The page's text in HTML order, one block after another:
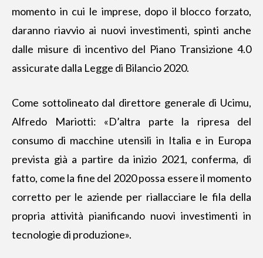
momento in cui le imprese, dopo il blocco forzato,
daranno riavvio ai nuovi investimenti, spinti anche
dalle misure di incentivo del Piano Transizione 4.0
assicurate dalla Legge di Bilancio 2020.
Come sottolineato dal direttore generale di Ucimu,
Alfredo Mariotti: «D’altra parte la ripresa del
consumo di macchine utensili in Italia e in Europa
prevista già a partire da inizio 2021, conferma, di
fatto, come la fine del 2020 possa essere il momento
corretto per le aziende per riallacciare le fila della
propria attività pianificando nuovi investimenti in
tecnologie di produzione».